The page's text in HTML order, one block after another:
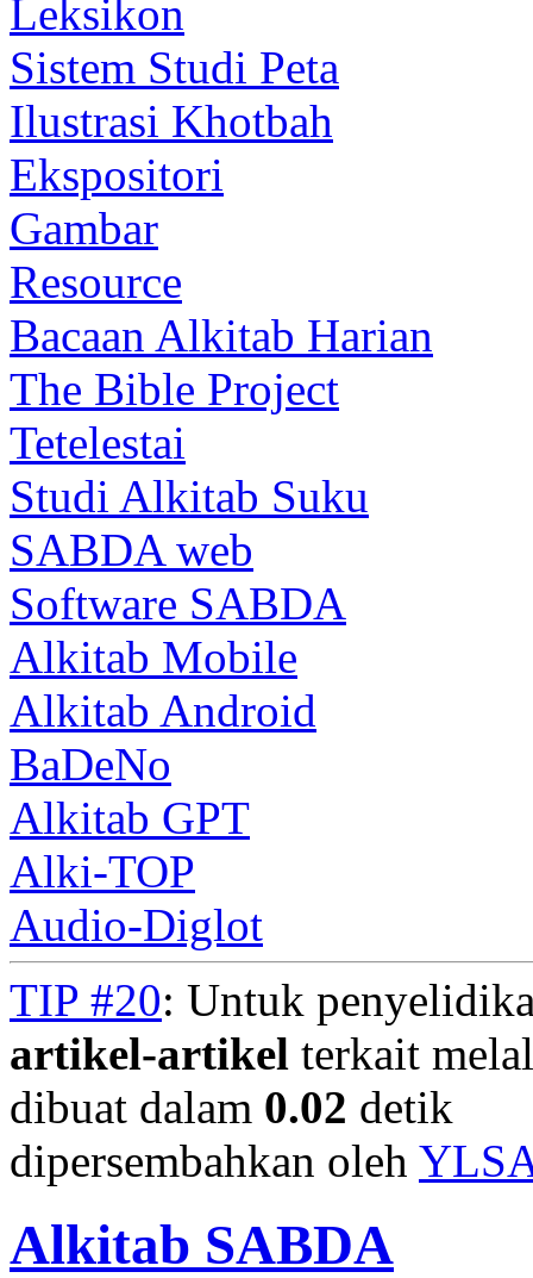
Leksikon
Sistem Studi Peta
Ilustrasi Khotbah
Ekspositori
Gambar
Resource
Bacaan Alkitab Harian
The Bible Project
Tetelestai
Studi Alkitab Suku
SABDA web
Software SABDA
Alkitab Mobile
Alkitab Android
BaDeNo
Alkitab GPT
Alki-TOP
Audio-Diglot
TIP #20: Untuk
artikel-artikel terkait
dibuat dalam 0.02 detik
dipersembahkan oleh
Alkitab SABDA